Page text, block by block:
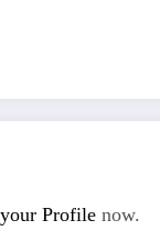
Profile now.